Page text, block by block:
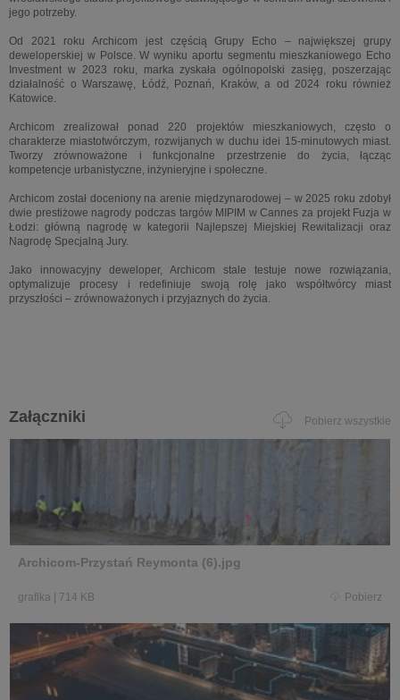
jego potrzeby.
Od 2021 roku Archicom jest częścią Grupy Echo – największej grupy
deweloperskiej w Polsce. W wyniku aportu segmentu mieszkaniowego Echo
Investment w 2023 roku, marka zyskała ogólnopolski zasięg, poszerzając
działalność o Warszawę, Łódź, Poznań, Kraków, a od 2024 roku również
Katowice.
Archicom zrealizował ponad 220 projektów mieszkaniowych, często o
charakterze miastotwórczym, rozwijanych w duchu idei 15-minutowych miast.
Tworzy zrównoważone i funkcjonalne przestrzenie do życia, łącząc
kompetencje urbanistyczne, inżynieryjne i społeczne.
Archicom został doceniony na arenie międzynarodowej – w 2025 roku zdobył
dwie prestiżowe nagrody podczas targów MIPIM w Cannes za projekt Fuzja w
Łodzi: główną nagrodę w kategorii Najlepszej Miejskiej Rewitalizacji oraz
Nagrodę Specjalną Jury.
Jako innowacyjny deweloper, Archicom stale testuje nowe rozwiązania,
optymalizuje procesy i redefiniuje swoją rolę jako współtwórcy miast
przyszłości – zrównoważonych i przyjaznych do życia.
Załączniki Pobierz wszystkie
Archicom-Przystań Reymonta (6).jpg
grafika 714 KB Pobierz